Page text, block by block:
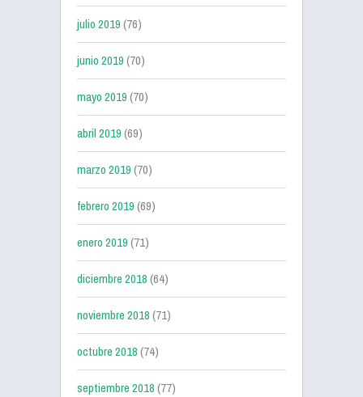
julio 2019(76)
junio 2019(70)
mayo 2019(70)
abril 2019(69)
marzo 2019(70)
febrero 2019(69)
enero 2019(71)
diciembre 2018(64)
noviembre 2018(71)
octubre 2018(74)
septiembre 2018(77)